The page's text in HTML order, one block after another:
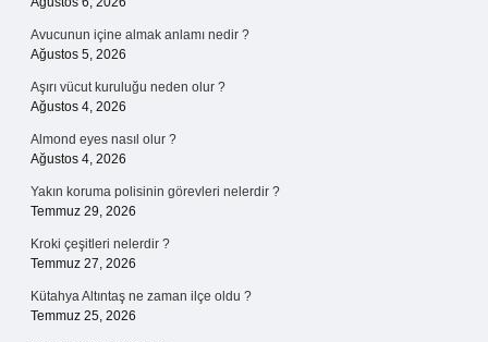
Avucunun içine almak anlamı nedir ?
Ağustos 5, 2026
Aşırı vücut kuruluğu neden olur ?
Ağustos 4, 2026
Almond eyes nasıl olur ?
Ağustos 4, 2026
Yakın koruma polisinin görevleri nelerdir ?
Temmuz 29, 2026
Kroki çeşitleri nelerdir ?
Temmuz 27, 2026
Kütahya Altıntaş ne zaman ilçe oldu ?
Temmuz 25, 2026